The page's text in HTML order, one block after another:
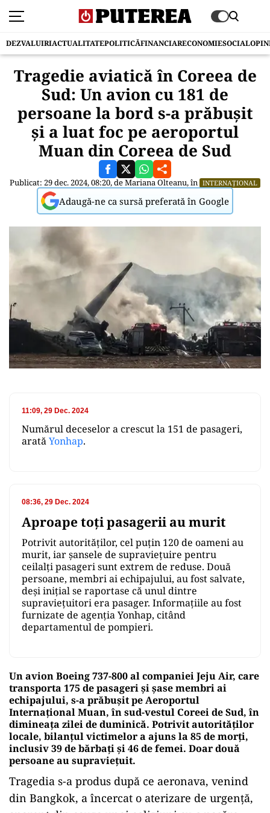
DEZVALUIRIACTUALITATEPOLITICĂFINANCIARECONOMIESOCIAL
Tragedie aviatică în Coreea de
Sud: Un avion cu 181 de
persoane la bord s-a prăbușit
și a luat foc pe aeroportul
Muan din Coreea de Sud
Publicat: 29 dec. 2024, 08:20, deMariana Olteanu, în INTERNAȚIONAL
Adaugă-ne ca sursă preferată în Google
11:09, 29 Dec. 2024
Numărul deceselor a crescut la 151 de pasageri,
aratăYonhap.
08:36, 29 Dec. 2024
Aproape toți pasagerii au murit
Potrivit autorităților, cel puțin 120 de oameni au
murit, iar șansele de supraviețuire pentru
ceilalți pasageri sunt extrem de reduse. Două
persoane, membri ai echipajului, au fost salvate,
deși inițial se raportase că unul dintre
supraviețuitori era pasager. Informațiile au fost
furnizate de agenția Yonhap, citând
departamentul de pompieri.
Un avion Boeing 737-800 al companiei Jeju Air, care
transporta 175 de pasageri și șase membri ai
echipajului, s-a prăbușit pe Aeroportul
Internațional Muan, în sud-vestul Coreei de Sud, în
dimineața zilei de duminică. Potrivit autorităților
locale, bilanțul victimelor a ajuns la 85 de morți,
inclusiv 39 de bărbați și 46 de femei. Doar două
persoane au supraviețuit.
Tragedia s-a produs după ce aeronava, venind
din Bangkok, a încercat o aterizare de urgență,